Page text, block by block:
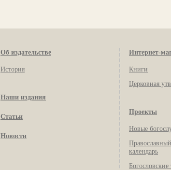
Об издательстве
История
Наши издания
Статьи
Новости
Интернет-
Книги
Церковная
Проекты
Новые
календарь
Богословские